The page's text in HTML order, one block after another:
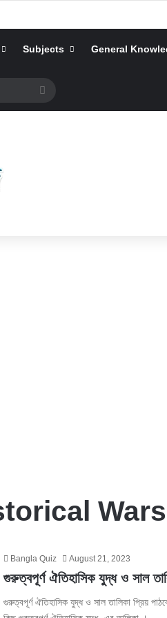
Subjects General
Search
for
Wars
Bangla Quiz August 21, 2023
গুরুত্বপূর্ণ ঐতিহাসিক যুদ্ধ ও
গুরুত্বপূর্ণ ঐতিহাসিক যুদ্ধ ও সাল তালিকা প্রিয়